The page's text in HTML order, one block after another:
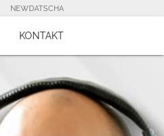
NEWDATSCHA
KONTAKT